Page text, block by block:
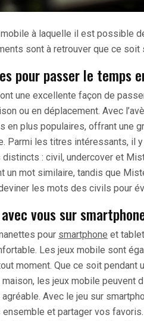
à laquelle il est possible
sont à retrouver que ce soit
pour passer le temps
une excellente façon de
ou en déplacement. Avec
en plus populaires, offrant une
Parmi les titres intéressants, il y
: civil, undercover et
un mot similaire, tandis que
les mots des civils pour
vous sur
pour smartphone et
Les jeux mobile sont
moment. Que ce soit pendant
maison, les jeux mobile peuvent
Avec le jeu sur
ensemble et partager vos